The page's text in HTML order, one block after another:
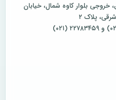
خروجی بلوار کاوه شمال، خیابان
پلاک ۲